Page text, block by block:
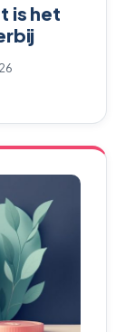
is het